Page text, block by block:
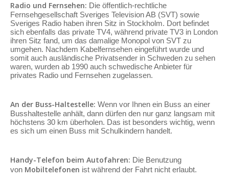
Radio und Fernsehen: Die öffentlich-rechtliche
Fernsehgesellschaft Sveriges Television AB (SVT) sowie
Sveriges Radio haben ihren Sitz in Stockholm. Dort befindet
sich ebenfalls das private TV4, während private TV3 in London
ihren Sitz fand, um das damalige Monopol von SVT zu
umgehen. Nachdem Kabelfernsehen eingeführt wurde und
somit auch ausländische Privatsender in Schweden zu sehen
waren, wurden ab 1990 auch schwedische Anbieter für
privates Radio und Fernsehen zugelassen.
An der Buss-Haltestelle: Wenn vor Ihnen ein Buss an einer
Busshaltestelle anhält, dann dürfen den nur ganz langsam mit
höchstens 30 km überholen. Das ist besonders wichtig, wenn
es sich um einen Buss mit Schulkindern handelt.
Handy-Telefon beim Autofahren: Die Benutzung
von Mobiltelefonen ist während der Fahrt nicht erlaubt.